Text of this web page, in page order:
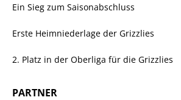
Ein Sieg zum Saisonabschluss
Erste Heimniederlage der Grizzlies
2. Platz in der Oberliga für die Grizzlies
PARTNER